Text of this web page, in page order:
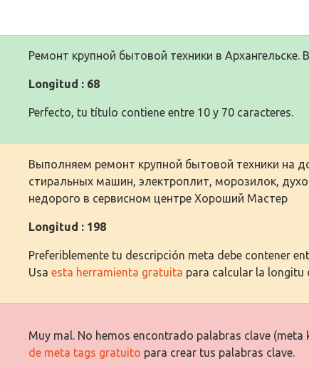
Ремонт крупной бытовой техники в
Longitud : 68
Perfecto, tu título contiene entre 10 y 70 caracteres.
Выполняем ремонт крупной бытовой техники на
стиральных машин, электроплит, морозилок,
недорого в сервисном центре Хороший Мастер
Longitud : 198
Preferiblemente tu descripción meta debe contener
Usa esta herramienta gratuita para calcular la longitu
Muy mal. No hemos encontrado palabras clave (meta
de meta tags gratuito para crear tus palabras clave.